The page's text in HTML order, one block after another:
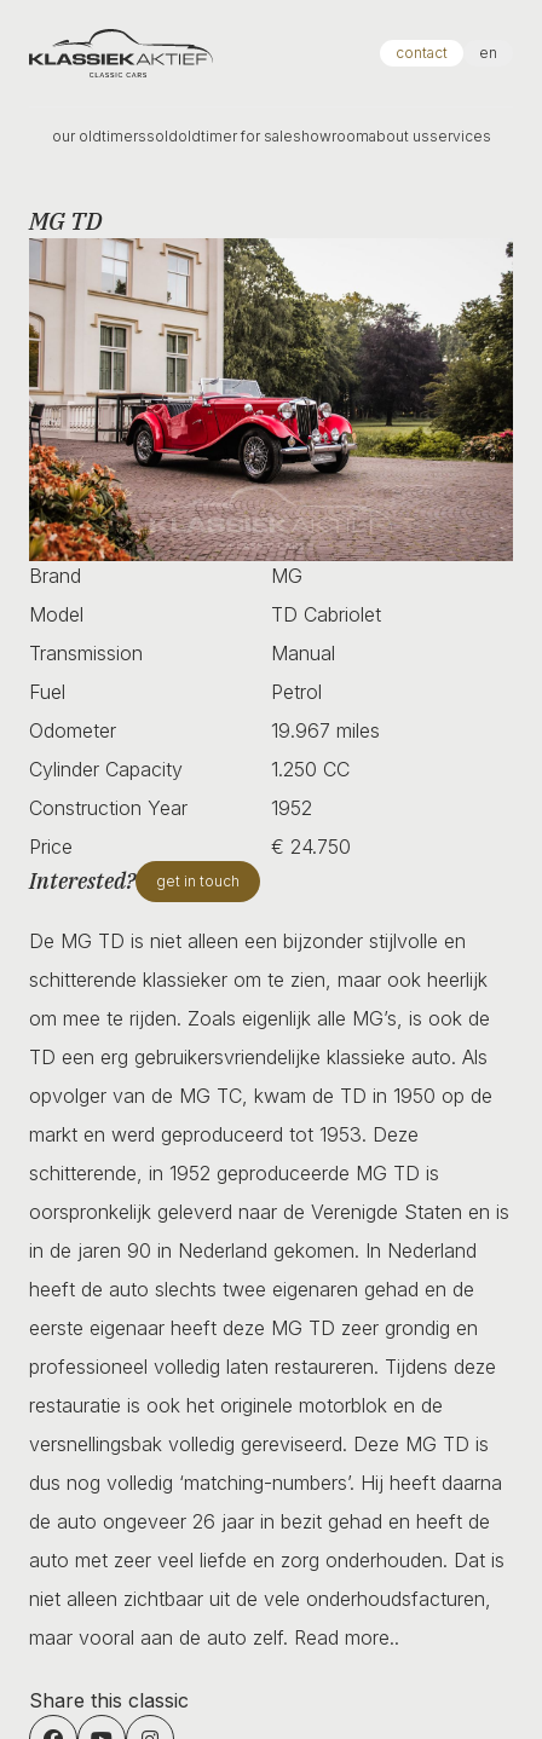
Klassiek Aktief contact en
our oldtimerssoldoldtimer for saleshowroomabout usservices
MG TD
Brand
MG
Model
TD Cabriolet
Transmission
Manual
Fuel
Petrol
Odometer
19.967 miles
Cylinder Capacity
1.250 CC
Construction Year
1952
Price
€ 24.750
Interested? get in touch
De MG TD is niet alleen een bijzonder stijlvolle en
schitterende klassieker om te zien, maar ook heerlijk
om mee te rijden. Zoals eigenlijk alle MG’s, is ook de
TD een erg gebruikersvriendelijke klassieke auto. Als
opvolger van de MG TC, kwam de TD in 1950 op de
markt en werd geproduceerd tot 1953. Deze
schitterende, in 1952 geproduceerde MG TD is
oorspronkelijk geleverd naar de Verenigde Staten en is
in de jaren 90 in Nederland gekomen. In Nederland
heeft de auto slechts twee eigenaren gehad en de
eerste eigenaar heeft deze MG TD zeer grondig en
professioneel volledig laten restaureren. Tijdens deze
restauratie is ook het originele motorblok en de
versnellingsbak volledig gereviseerd. Deze MG TD is
dus nog volledig ‘matching-numbers’. Hij heeft daarna
de auto ongeveer 26 jaar in bezit gehad en heeft de
auto met zeer veel liefde en zorg onderhouden. Dat is
niet alleen zichtbaar uit de vele onderhoudsfacturen,
maar vooral aan de auto zelf. Read more..
Share this classic